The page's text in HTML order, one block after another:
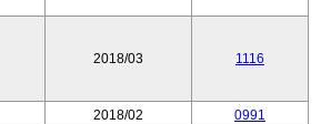
2018/03 1116
2018/02
0991